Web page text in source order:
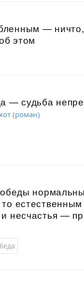
—
этом
— судьба
(роман)
естественным
несчастья —